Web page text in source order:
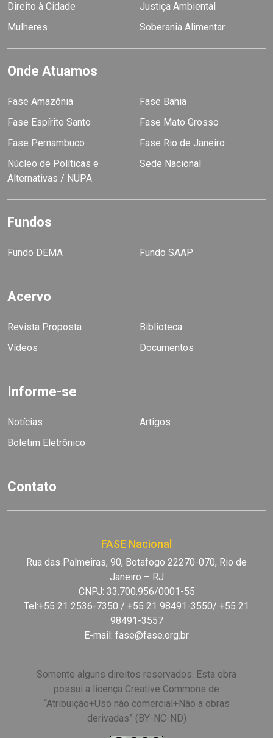
Direito à Cidade
Justiça Ambiental
Mulheres
Soberania Alimentar
Onde Atuamos
Fase Amazônia
Fase Bahia
Fase Espírito Santo
Fase Mato Grosso
Fase Pernambuco
Fase Rio de Janeiro
Núcleo de Políticas e
Alternativas / NUPA
Sede Nacional
Fundos
Fundo DEMA Fundo SAAP
Acervo
Revista Proposta
Biblioteca
Vídeos
Documentos
Informe-se
Notícias
Artigos
Boletim Eletrônico
Contato
FASE Nacional
Rua das Palmeiras, 90, Botafogo 22270-070, Rio de
Janeiro – RJ
CNPJ: 33.700.956/0001-55
Tel:+55 21 2536-7350 / +55 21 98491-3550/ +55 21
98491-3557
E-mail: fase@fase.org.br
Somente alguns direitos reservados. Esta obra
possui a licença Creative Commons de
“Atribuição+Uso não comercial+Não a obras
derivadas” (BY-NC-ND)